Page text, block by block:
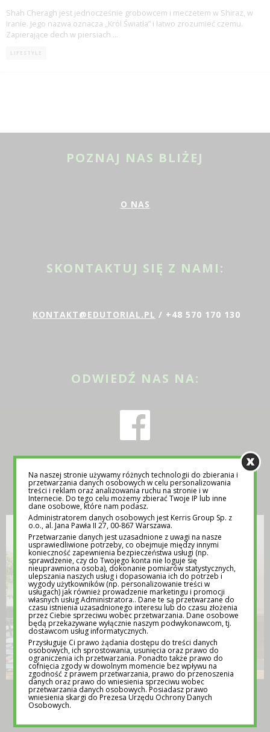
Shah Cheragh jest jednocześnie grobowcem i meczetem w Shiraz, w
Iranie. Jego nazwa oznacza „Król Światła” i łatwo zrozumieć czemu.
Zapierające dech w piersiach ...
LIFESTYLE
POZNAJ NAS BLIŻEJ
O NAS
SKONTAKTUJ SIĘ Z NAMI:
KONTAKT@EDUTORIAL.PL / +48 570 170 130
ODWIEDŹ NAS NA:
INSPIRACJA
TEMATY NA LEKCJE WYCHOWAWCZE –
POMOC DLA NAUCZYCIELI
Na naszej stronie używamy różnych technologii do zbierania i
przetwarzania danych osobowych w celu personalizowania
treści i reklam oraz analizowania ruchu na stronie i w
Internecie. Do tego celu możemy zbierać Twoje IP lub inne
dane osobowe, które nam podasz.
Administratorem danych osobowych jest Kerris Group Sp. z
o.o., al. Jana Pawła II 27, 00-867 Warszawa.
Przetwarzanie danych jest uzasadnione z uwagi na nasze
usprawiedliwione potrzeby, co obejmuje między innymi
konieczność zapewnienia bezpieczeństwa usługi (np.
sprawdzenie, czy do Twojego konta nie loguje się
nieuprawniona osoba), dokonanie pomiarów statystycznych,
ulepszania naszych usług i dopasowania ich do potrzeb i
wygody użytkowników (np. personalizowanie treści w
usługach) jak również prowadzenie marketingu i promocji
własnych usług Administratora.. Dane te są przetwarzane do
czasu istnienia uzasadnionego interesu lub do czasu złożenia
przez Ciebie sprzeciwu wobec przetwarzania. Dane osobowe
będą przekazywane wyłącznie naszym podwykonawcom, tj.
dostawcom usług informatycznych.
Przysługuje Ci prawo żądania dostępu do treści danych
osobowych, ich sprostowania, usunięcia oraz prawo do
ograniczenia ich przetwarzania. Ponadto także prawo do
cofnięcia zgody w dowolnym momencie bez wpływu na
zgodność z prawem przetwarzania, prawo do przenoszenia
danych oraz prawo do wniesienia sprzeciwu wobec
przetwarzania danych osobowych. Posiadasz prawo
wniesienia skargi do Prezesa Urzędu Ochrony Danych
Osobowych.